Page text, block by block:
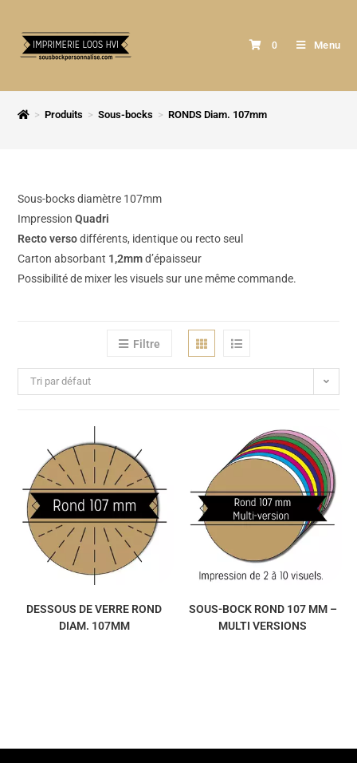
0 Menu
> Produits > Sous-bocks > RONDS Diam. 107mm
Sous-bocks diamètre 107mm
ImpressionQuadri
Recto versodifférents, identique ou recto seul
Carton absorbant 1,2mmd’épaisseur
Possibilité de mixer les visuels sur une même commande.
Filtre
Tri par défaut
DESSOUS DE VERRE ROND
DIAM. 107MM
SOUS-BOCK ROND 107 MM –
MULTI VERSIONS